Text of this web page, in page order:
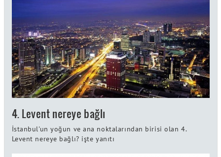
4. Levent nereye bağlı
İstanbul'un yoğun ve ana noktalarından birisi olan 4.
Levent nereye bağlı? işte yanıtı